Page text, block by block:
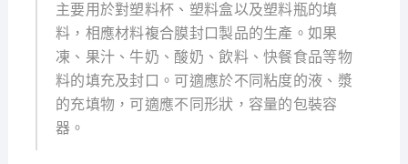
主要用於對塑料杯、塑料盒以及塑料瓶的填
料，相應材料複合膜封口製品的生產。如果
凍、果汁、牛奶、酸奶、飲料、快餐食品等物
料的填充及封口。可適應於不同粘度的液、漿
的充填物，可適應不同形狀，容量的包裝容
器。